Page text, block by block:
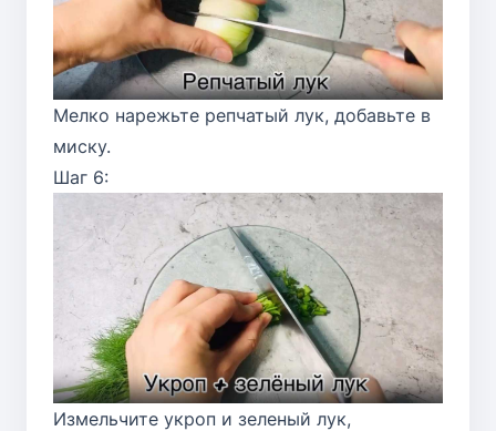
Мелко нарежьте репчатый лук, добавьте в
миску.
Шаг 6:
Измельчите укроп и зеленый лук,